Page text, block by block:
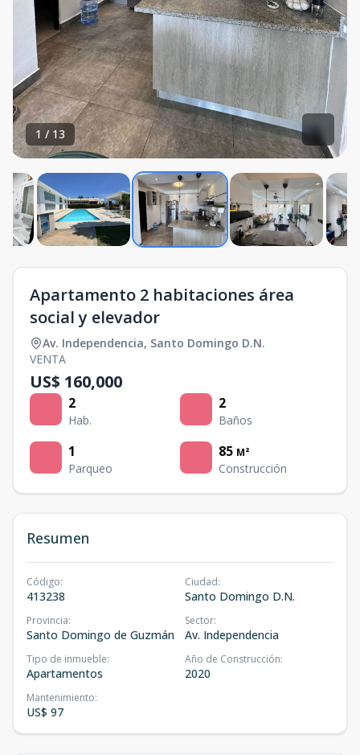
1 / 13
Apartamento 2 habitaciones área
social y elevador
Av. Independencia, Santo Domingo D.N.
VENTA
US$ 160,000
2
Hab.
2
Baños
1
Parqueo
85 M²
Construcción
Resumen
Código:
413238
Ciudad:
Santo Domingo D.N.
Provincia:
Santo Domingo de Guzmán
Sector:
Av. Independencia
Tipo de inmueble:
Apartamentos
Año de Construcción:
2020
Mantenimiento:
US$ 97